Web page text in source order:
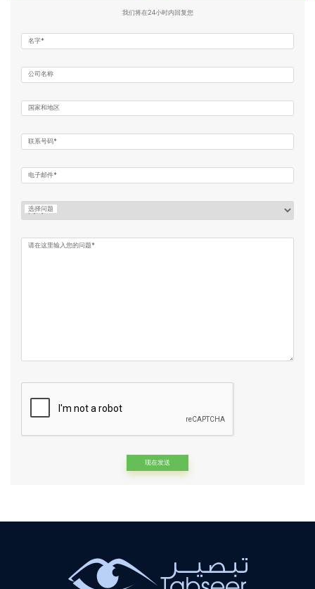
我们将在24小时内回复您
名字*
公司名称
国家和地区
联系号码*
电子邮件*
选择问题
请在这里输入您的问题*